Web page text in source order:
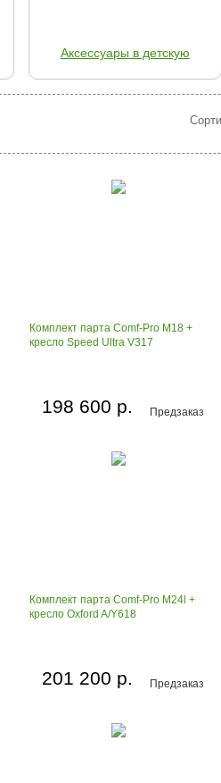
Аксессуары в детскую
Комплект парта Comf-Pro M18 +
кресло Speed Ultra V317
Предзаказ
198 600 р.
Комплект парта Comf-Pro M24l +
кресло Oxford A/Y618
Предзаказ
201 200 р.